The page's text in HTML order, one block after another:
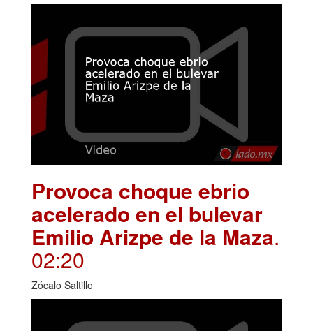
Provoca choque ebrio
acelerado en el bulevar
Emilio Arizpe de la Maza.
02:20
Zócalo Saltillo